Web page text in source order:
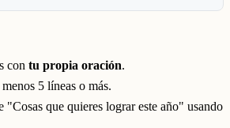
con tu propia oración.
5 líneas o más.
"Cosas que quieres lograr este año" usando